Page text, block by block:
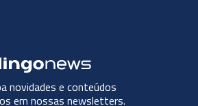
novidades e conteúdos
em nossas newsletters.